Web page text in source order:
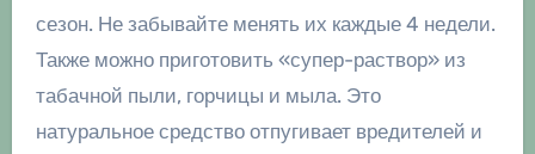
сезон. Не забывайте менять их каждые 4 недели.
Также можно приготовить «супер-раствор» из
табачной пыли, горчицы и мыла. Это
натуральное средство отпугивает вредителей и